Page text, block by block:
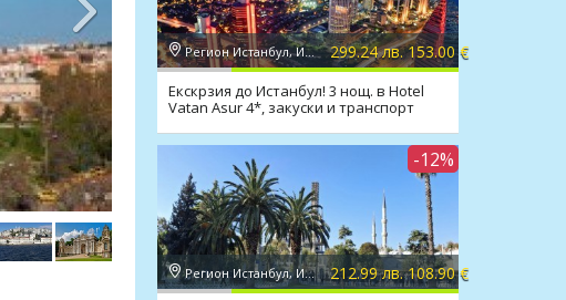
Регион Истанбул, Истанбул 299.24 лв. 153.00 €
Екскрзия до Истанбул! 3 нощ. в Hotel
Vatan Asur 4*, закуски и транспорт
-12%
Регион Истанбул, Истанбул 212.99 лв. 108.90 €